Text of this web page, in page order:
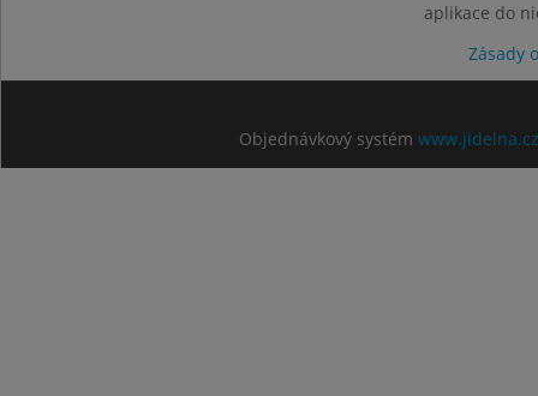
aplikace do
Zásady
Objednávkový systém www.jidelna.cz